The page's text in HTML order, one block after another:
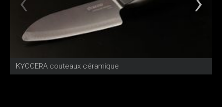
KYOCERA couteaux céramique